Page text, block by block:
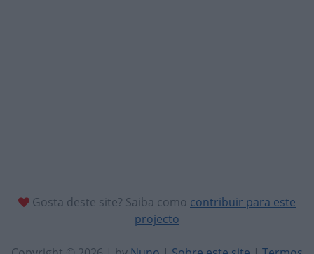
Gosta deste site? Saiba como contribuir para este
projecto